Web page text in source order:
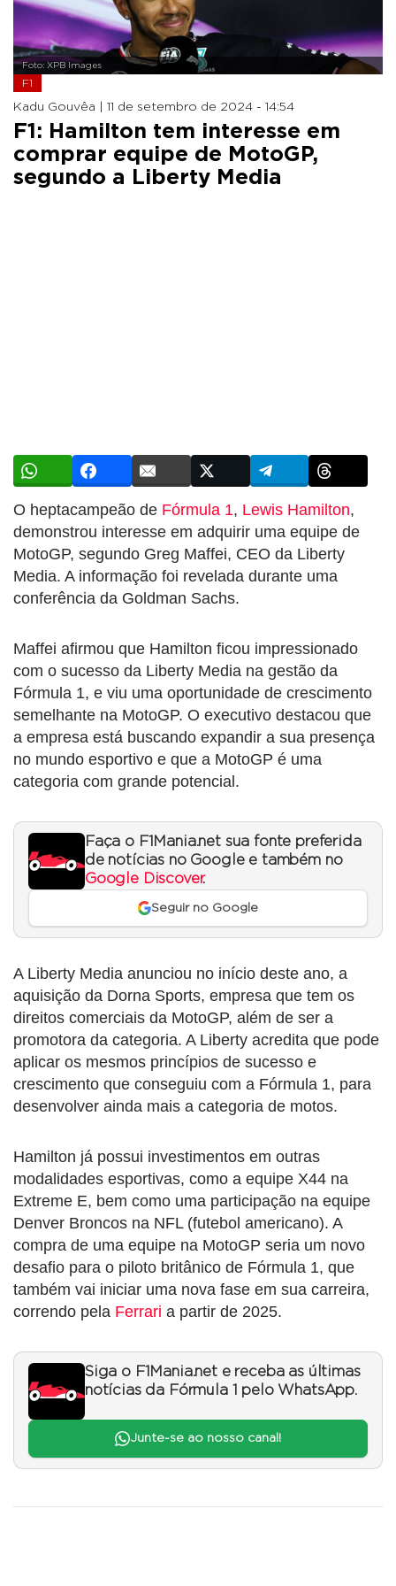
Foto: XPB Images
F1
Kadu Gouvêa | 11 de setembro de 2024 - 14:54
F1: Hamilton tem interesse em
comprar equipe de MotoGP,
segundo a Liberty Media
O heptacampeão de Fórmula 1, Lewis Hamilton,
demonstrou interesse em adquirir uma equipe de
MotoGP, segundo Greg Maffei, CEO da Liberty
Media. A informação foi revelada durante uma
conferência da Goldman Sachs.
Maffei afirmou que Hamilton ficou impressionado
com o sucesso da Liberty Media na gestão da
Fórmula 1, e viu uma oportunidade de crescimento
semelhante na MotoGP. O executivo destacou que
a empresa está buscando expandir a sua presença
no mundo esportivo e que a MotoGP é uma
categoria com grande potencial.
Faça o F1Mania.net sua fonte preferida
de notícias no Google e também no
Google Discover.
Seguir no Google
A Liberty Media anunciou no início deste ano, a
aquisição da Dorna Sports, empresa que tem os
direitos comerciais da MotoGP, além de ser a
promotora da categoria. A Liberty acredita que pode
aplicar os mesmos princípios de sucesso e
crescimento que conseguiu com a Fórmula 1, para
desenvolver ainda mais a categoria de motos.
Hamilton já possui investimentos em outras
modalidades esportivas, como a equipe X44 na
Extreme E, bem como uma participação na equipe
Denver Broncos na NFL (futebol americano). A
compra de uma equipe na MotoGP seria um novo
desafio para o piloto britânico de Fórmula 1, que
também vai iniciar uma nova fase em sua carreira,
correndo pela Ferrari a partir de 2025.
Siga o F1Mania.net e receba as últimas
notícias da Fórmula 1 pelo WhatsApp.
Junte-se ao nosso canal!